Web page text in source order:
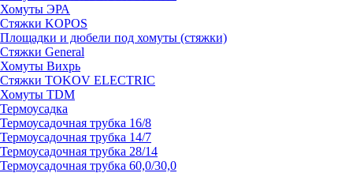
Хомуты ЭРА
Стяжки KOPOS
Площадки и дюбели под хомуты (стяжки)
Стяжки General
Хомуты Вихрь
Стяжки TOKOV ELECTRIC
Хомуты TDM
Термоусадка
Термоусадочная трубка 16/8
Термоусадочная трубка 14/7
Термоусадочная трубка 28/14
Термоусадочная трубка 60,0/30,0